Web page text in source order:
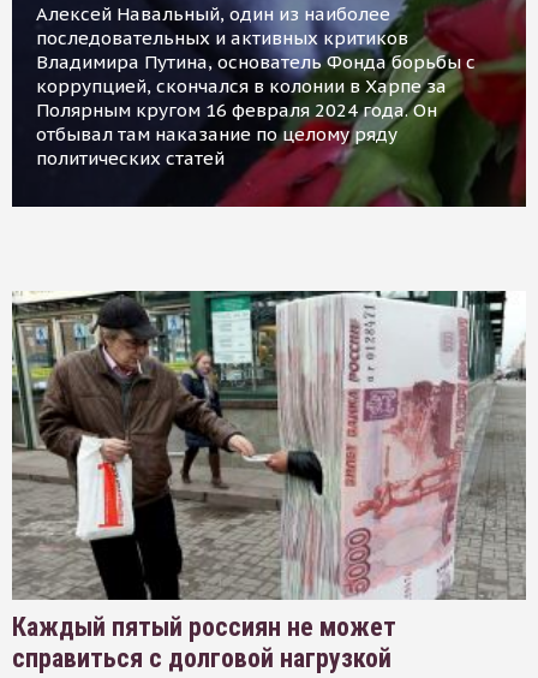
Алексей Навальный, один из наиболее
последовательных и активных критиков
Владимира Путина, основатель Фонда борьбы с
коррупцией, скончался в колонии в Харпе за
Полярным кругом 16 февраля 2024 года. Он
отбывал там наказание по целому ряду
политических статей
Каждый пятый россиян не может
справиться с долговой нагрузкой